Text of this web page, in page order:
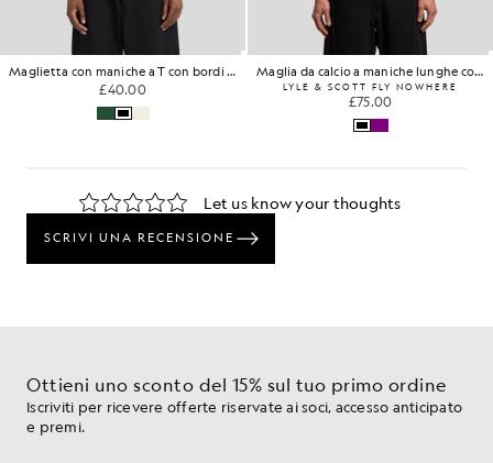
Maglietta con maniche a T con bordi rifiniti
£40.00
Maglia da calcio a maniche lunghe con motivo di pecore
LYLE & SCOTT FLY NOWHERE
£75.00
Ottieni uno sconto del 15% sul tuo primo ordine
Iscriviti per ricevere offerte riservate ai soci, accesso anticipato
e premi.